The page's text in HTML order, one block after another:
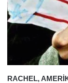
RACHEL,